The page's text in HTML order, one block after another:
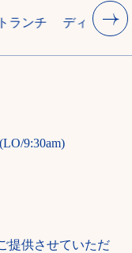
ランチ ディナー
9:30am)
提供させていただ